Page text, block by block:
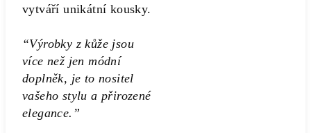
vytváří unikátní kousky.
“Výrobky z kůže jsou
více než jen módní
doplněk, je to nositel
vašeho stylu a přirozené
elegance.”